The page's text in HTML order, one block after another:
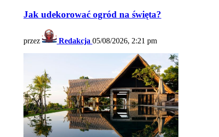
Jak udekorować ogród na święta?
przez Redakcja 05/08/2026, 2:21 pm